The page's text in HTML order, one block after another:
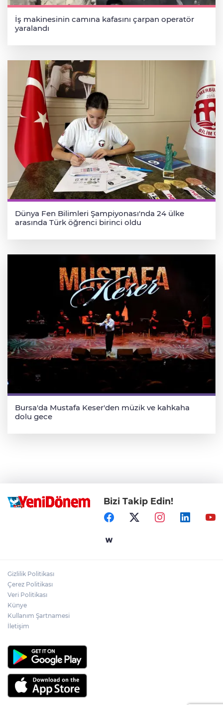
İş makinesinin camına kafasını çarpan operatör
yaralandı
Dünya Fen Bilimleri Şampiyonası'nda 24 ülke
arasında Türk öğrenci birinci oldu
Bursa'da Mustafa Keser'den müzik ve kahkaha
dolu gece
Bizi Takip Edin!
Gizlilik Politikası
Çerez Politikası
Veri Politikası
Künye
Kullanım Şartnamesi
İletişim